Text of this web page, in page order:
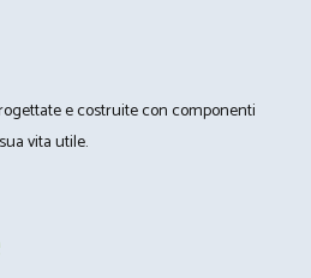
e costruite con componenti
vita utile.